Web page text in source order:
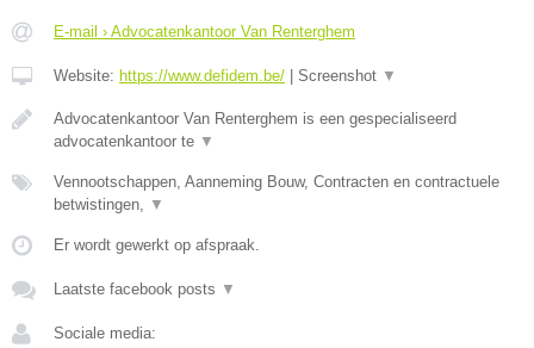
E-mail › Advocatenkantoor Van Renterghem
Website: https://www.defidem.be/ Screenshot ▼
Advocatenkantoor Van Renterghem is een gespecialiseerd
advocatenkantoor te ▼
Vennootschappen, Aanneming Bouw, Contracten en contractuele
betwistingen, ▼
Er wordt gewerkt op afspraak.
Laatste facebook posts ▼
Sociale media: